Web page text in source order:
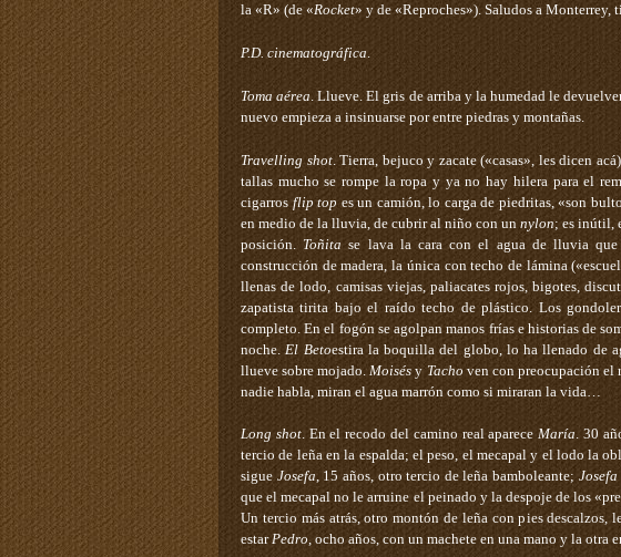
la «R» (de «Rocket» y de «Reproches»). Saludos a Monterrey,
P.D. cinematográfica.
Toma aérea . Llueve. El gris de arriba y la humedad le
nuevo empieza a insinuarse por entre piedras y montañas.
Travelling shot. Tierra, bejuco y zacate («casas», les dicen
tallas mucho se rompe la ropa y ya no hay hilera para el
cigarros flip top es un camión, lo carga de piedritas, «son
en medio de la lluvia, de cubrir al niño con un nylon; es inútil,
posición. Toñita se lava la cara con el agua de lluvia
construcción de madera, la única con techo de lámina
llenas de lodo, camisas viejas, paliacates rojos, bigotes,
zapatista tirita bajo el raído techo de plástico. Los
completo. En el fogón se agolpan manos frías e historias de
noche. El Betoestira la boquilla del globo, lo ha llenado de
llueve sobre mojado. Moisés y Tachoven con preocupación el
nadie habla, miran el agua marrón como si miraran la vida…
Long shot. En el recodo del camino real apareceMaría. 30
tercio de leña en la espalda; el peso, el mecapal y el lodo la
sigue Josefa, 15 años, otro tercio de leña bamboleante; Josefa
que el mecapal no le arruine el peinado y la despoje de los
Un tercio más atrás, otro montón de leña con pies descalzos,
estarPedro, ocho años, con un machete en una mano y la otra